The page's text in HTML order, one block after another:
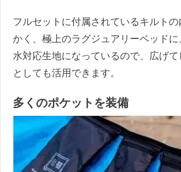
フルセットに付属されているキルト
かく、極上のラグジュアリーベッド
水対応生地になっているので、広げて
としても活用できます。
多くのポケットを装備